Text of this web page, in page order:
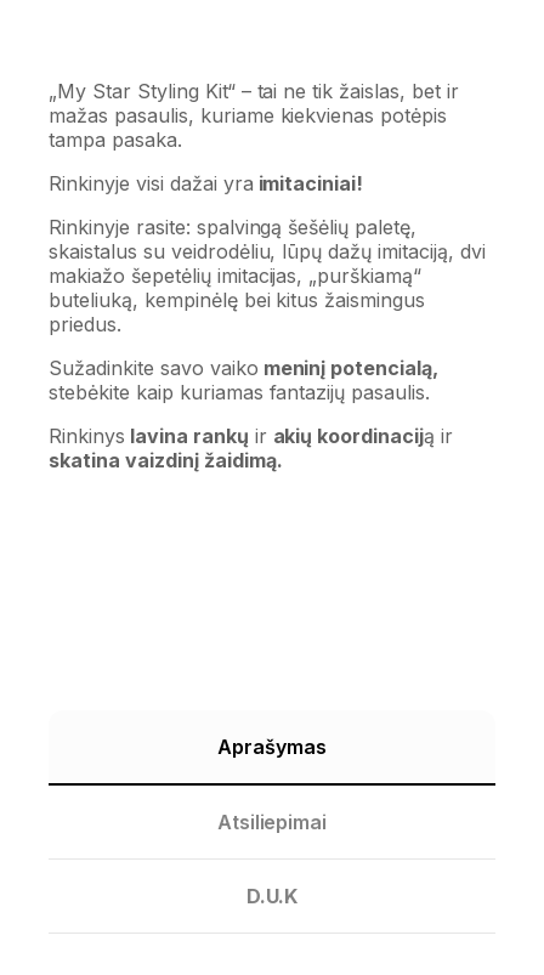
„My Star Styling Kit“ – tai ne tik žaislas, bet ir
mažas pasaulis, kuriame kiekvienas potėpis
tampa pasaka.
Rinkinyje visi dažai yra imitaciniai!
Rinkinyje rasite: spalvingą šešėlių paletę,
skaistalus su veidrodėliu, lūpų dažų imitaciją, dvi
makiažo šepetėlių imitacijas, „purškiamą“
buteliuką, kempinėlę bei kitus žaismingus
priedus.
Sužadinkite savo vaiko meninį potencialą,
stebėkite kaip kuriamas fantazijų pasaulis.
Rinkinys lavina rankų ir akių koordinaciją ir
skatina vaizdinį žaidimą.
Aprašymas
Atsiliepimai
D.U.K